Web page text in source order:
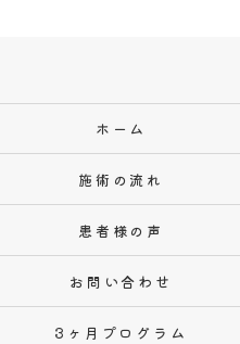
ホーム
施術の流れ
患者様の声
お問い合わせ
3ヶ月プログラム